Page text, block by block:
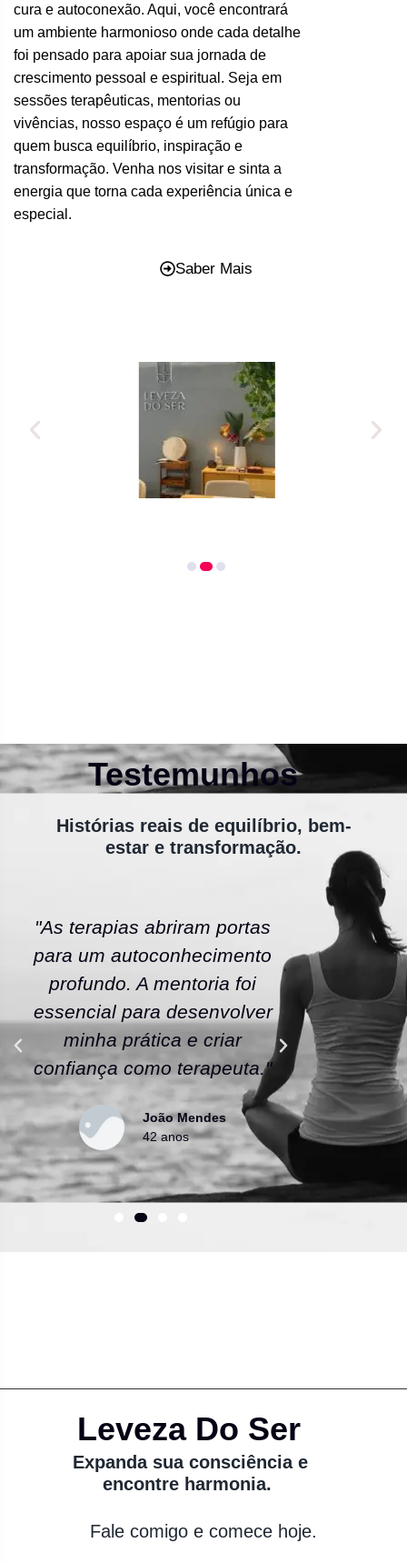
cura e autoconexão. Aqui, você encontrará
um ambiente harmonioso onde cada detalhe
foi pensado para apoiar sua jornada de
crescimento pessoal e espiritual. Seja em
sessões terapêuticas, mentorias ou
vivências, nosso espaço é um refúgio para
quem busca equilíbrio, inspiração e
transformação. Venha nos visitar e sinta a
energia que torna cada experiência única e
especial.
Saber Mais
Testemunhos
Histórias reais de equilíbrio, bem-
estar e transformação.
"As terapias abriram portas
para um autoconhecimento
profundo. A mentoria foi
essencial para desenvolver
minha prática e criar
confiança como terapeuta."
João Mendes
42 anos
"A
escola
As
uma
Leveza Do Ser
Expanda sua consciência e
encontre harmonia.
Fale comigo e comece hoje.